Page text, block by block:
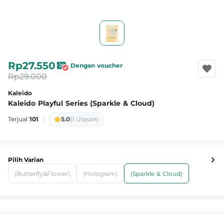
Kaleido
Kaleido Playful Series (Sparkle & Cloud)
Terjual 101 | 5.0(1 Ulasan)
Rp27.550 Dengan voucher
Rp29.000
Pilih Varian
(Butterfly&Flower)
(Hologram) (Sparkle & Cloud)